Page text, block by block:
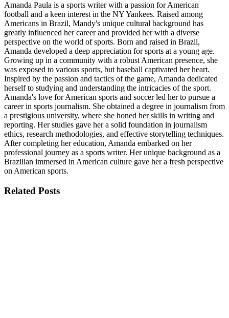
Amanda Paula is a sports writer with a passion for American
football and a keen interest in the NY Yankees. Raised among
Americans in Brazil, Mandy's unique cultural background has
greatly influenced her career and provided her with a diverse
perspective on the world of sports. Born and raised in Brazil,
Amanda developed a deep appreciation for sports at a young age.
Growing up in a community with a robust American presence, she
was exposed to various sports, but baseball captivated her heart.
Inspired by the passion and tactics of the game, Amanda dedicated
herself to studying and understanding the intricacies of the sport.
Amanda's love for American sports and soccer led her to pursue a
career in sports journalism. She obtained a degree in journalism from
a prestigious university, where she honed her skills in writing and
reporting. Her studies gave her a solid foundation in journalism
ethics, research methodologies, and effective storytelling techniques.
After completing her education, Amanda embarked on her
professional journey as a sports writer. Her unique background as a
Brazilian immersed in American culture gave her a fresh perspective
on American sports.
Related Posts